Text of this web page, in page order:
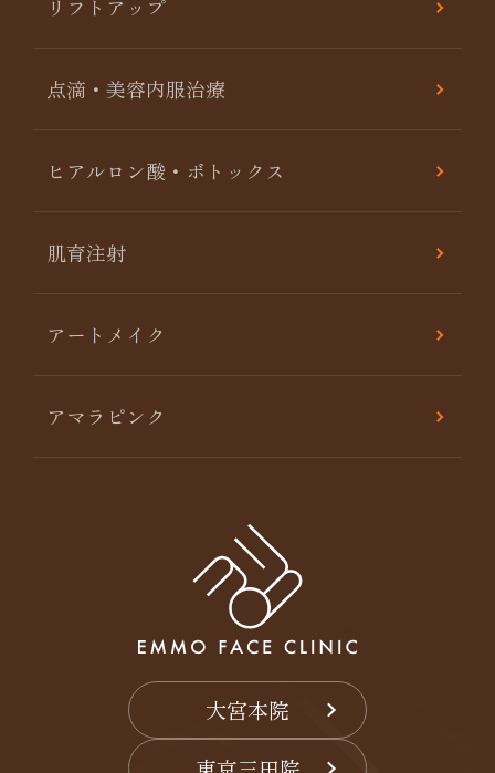
リフトアップ
点滴・美容内服治療
ヒアルロン酸・ボトックス
肌育注射
アートメイク
アマラピンク
大宮本院